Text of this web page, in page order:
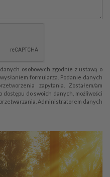
osobowych zgodnie z ustawą o
formularza. Podanie danych
zapytania. Zostałem/am
dostępu do swoich danych, możliwości
Administratorem danych